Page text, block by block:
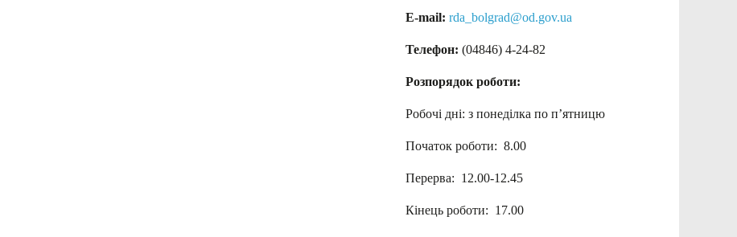
E-mail: rda_bolgrad@od.gov.ua
Телефон: (04846) 4-24-82
Розпорядок роботи:
Робочі дні: з понеділка по п’ятницю
Початок роботи: 8.00
Перерва: 12.00-12.45
Кінець роботи: 17.00